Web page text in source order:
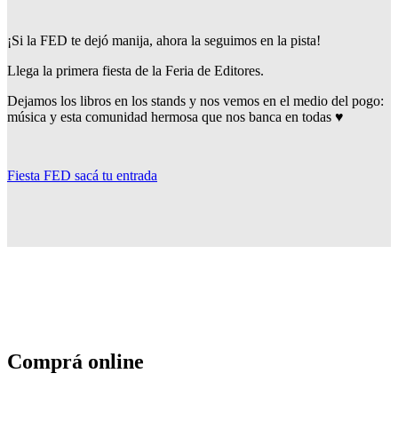
¡Si la FED te dejó manija, ahora la seguimos en la pista!
Llega la primera fiesta de la Feria de Editores.
Dejamos los libros en los stands y nos vemos en el medio del pogo:
música y esta comunidad hermosa que nos banca en todas ♥
Fiesta FED sacá tu entrada
Comprá online